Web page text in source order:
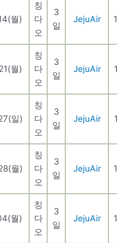
월)
칭
다
오
3
일
JejuAir
월)
칭
다
오
3
일
JejuAir
일)
칭
다
오
3
일
JejuAir
월)
칭
다
오
3
일
JejuAir
월)
칭
다
오
3
일
JejuAir